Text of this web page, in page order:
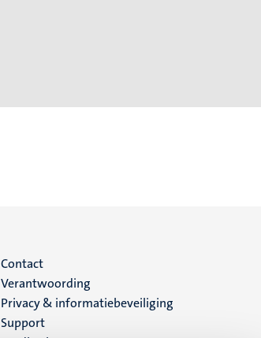
Menu
footer
(NL)
Contact
Verantwoording
Privacy & informatiebeveiliging
Support